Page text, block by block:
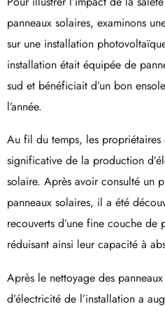
panneaux solaires, examinons
sur une installation
installation était équipée de
sud et bénéficiait d’un bon
l’année.
Au fil du temps, les propriétaires
significative de la production
solaire. Après avoir consulté un
panneaux solaires, il a été
recouverts d’une fine couche de
réduisant ainsi leur capacité à
Après le nettoyage des
d’électricité de l’installation a